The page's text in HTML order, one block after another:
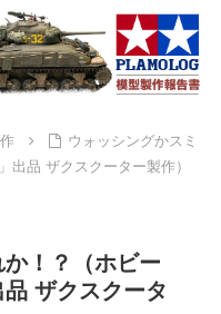
ウォッシングかスミ
出品 ザクスクーター製作）
！？（ホビー
ザクスクータ